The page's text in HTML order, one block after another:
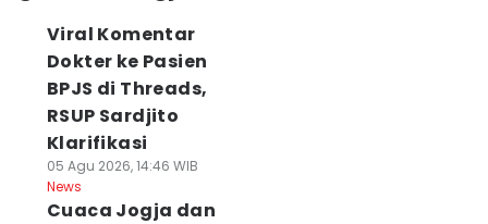
Viral Komentar
Dokter ke Pasien
BPJS di Threads,
RSUP Sardjito
Klarifikasi
05 Agu 2026, 14:46 WIB
News
Cuaca Jogja dan